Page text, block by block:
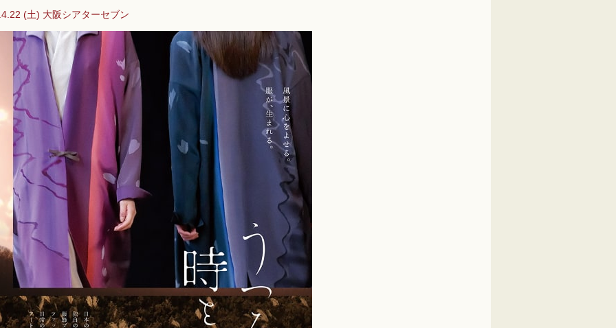
(土) 大阪シアターセブン